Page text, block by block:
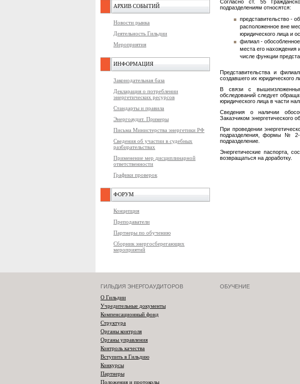
АРХИВ СОБЫТИЙ
Новости рынка
Деятельность Гильдии
Мероприятия
ИНФОРМАЦИЯ
Законодательная база
Декларация о потреблении
энергетических ресурсов
Стандарты и правила
Энергоаудит. Примеры
Письма Министерства энергетики РФ
Сведения об участии в судебных
разбирательствах
Применение мер дисциплинарной
ответственности
Графики проверок
ФОРУМ
Концепция
Преподаватели
Партнеры по обучению
Сборник энергосберегающих
мероприятий
Согласно ст. 55
подразделениям относятся:
представительство -
расположенное вне
юридического лица и
филиал -
места его нахождения
числе функции
Представительства и
создавшего их юридического
В связи с
обследований следует
юридического лица в части
Сведения о наличии
Заказчиком энергетического
При проведении
подразделения, формы № 2-
подразделение.
Энергетические паспорта,
возвращаться на доработку.
ГИЛЬДИЯ ЭНЕРГОАУДИТОРОВ
О Гильдии
Учредительные документы
Компенсационный фонд
Структура
Органы контроля
Органы управления
Контроль качества
Вступить в Гильдию
Конкурсы
Партнеры
Положения и протоколы
ОБУЧЕНИЕ